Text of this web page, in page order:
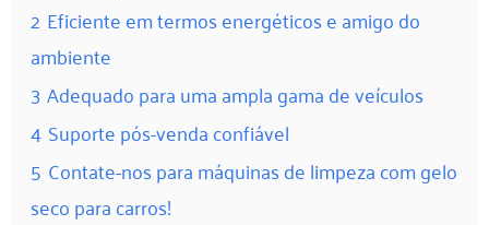
2 Eficiente em termos energéticos e amigo do
ambiente
3Adequado para uma ampla gama de veículos
4 Suporte pós-venda confiável
5 Contate-nos para máquinas de limpeza com gelo
seco para carros!